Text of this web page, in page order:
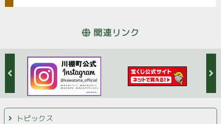
関連リンク
トピックス